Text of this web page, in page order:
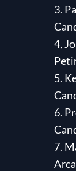
3.
4,
5.
6.
7.